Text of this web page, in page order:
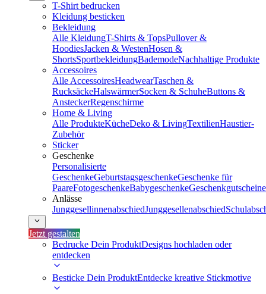
T-Shirt bedrucken
Kleidung besticken
Bekleidung
Alle KleidungT-Shirts & TopsPullover &
HoodiesJacken & WestenHosen &
ShortsSportbekleidungBademodeNachhaltige Produkte
Accessoires
Alle AccessoiresHeadwearTaschen &
RucksäckeHalswärmerSocken & SchuheButtons &
AnsteckerRegenschirme
Home & Living
Alle ProdukteKücheDeko & LivingTextilienHaustier-
Zubehör
Sticker
Geschenke
Personalisierte
GeschenkeGeburtstagsgeschenkeGeschenke für
PaareFotogeschenkeBabygeschenkeGeschenkgutscheine
Anlässe
JunggesellinnenabschiedJunggesellenabschied
Jetzt gestalten
Bedrucke Dein ProduktDesigns hochladen oder
entdecken
Besticke Dein ProduktEntdecke kreative Stickmotive